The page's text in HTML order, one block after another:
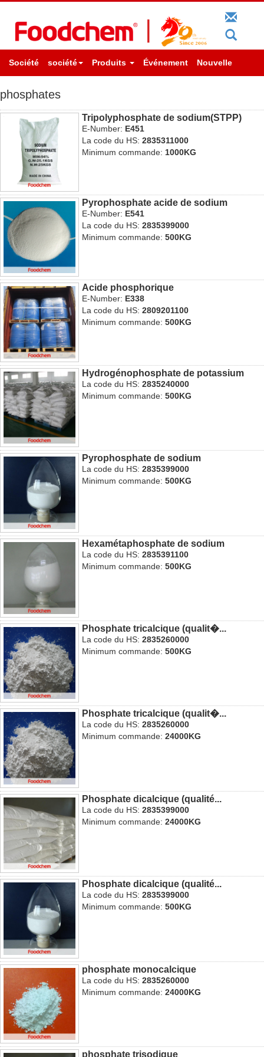
Société société Produits Événement Nouvelle
phosphates
Tripolyphosphate de sodium(STPP)
E-Number: E451
La code du HS:2835311000
Minimum commande: 1000KG
Pyrophosphate acide de sodium
E-Number: E541
La code du HS:2835399000
Minimum commande:500KG
Acide phosphorique
E-Number: E338
La code du HS:2809201100
Minimum commande:500KG
Hydrogénophosphate de potassium
La code du HS:2835240000
Minimum commande:500KG
Pyrophosphate de sodium
La code du HS:2835399000
Minimum commande:500KG
Hexamétaphosphate de sodium
La code du HS:2835391100
Minimum commande:500KG
Phosphate tricalcique (qualit�...
La code du HS:2835260000
Minimum commande:500KG
Phosphate tricalcique (qualit�...
La code du HS:2835260000
Minimum commande:24000KG
Phosphate dicalcique (qualité...
La code du HS:2835399000
Minimum commande:24000KG
Phosphate dicalcique (qualité...
La code du HS:2835399000
Minimum commande:500KG
phosphate monocalcique
La code du HS:2835260000
Minimum commande:24000KG
phosphate trisodique